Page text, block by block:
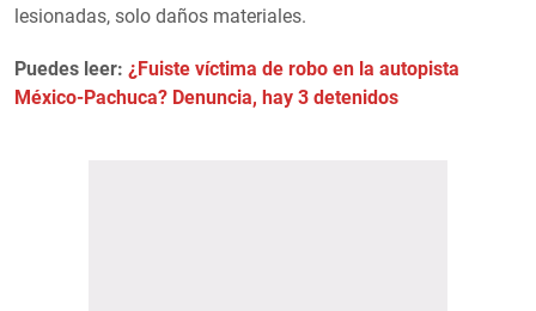
lesionadas, solo daños materiales.
Puedes leer: ¿Fuiste víctima de robo en la autopista
México-Pachuca? Denuncia, hay 3 detenidos